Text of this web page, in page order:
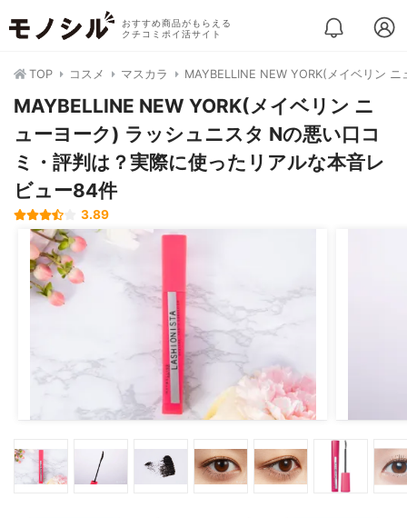
おすすめ商品がもらえる
クチコミポイ活サイト
TOP コスメ マスカラ MAYBELLINE NEW YORK(メイベリン
MAYBELLINE NEW YORK(メイベリン ニ
ューヨーク) ラッシュニスタ Nの悪い口コ
ミ・評判は？実際に使ったリアルな本音レ
ビュー84件
3.89